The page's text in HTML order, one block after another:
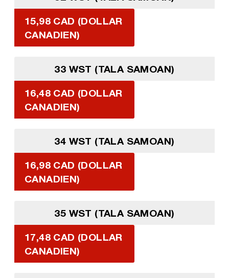
15,98 CAD (DOLLAR
CANADIEN)
33 WST (TALA SAMOAN)
16,48 CAD (DOLLAR
CANADIEN)
34 WST (TALA SAMOAN)
16,98 CAD (DOLLAR
CANADIEN)
35 WST (TALA SAMOAN)
17,48 CAD (DOLLAR
CANADIEN)